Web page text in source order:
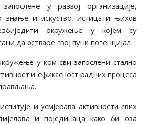
у развој организације,
знање и искуство, истицати њихов
окружење у којем су
да остваре свој пуни потенцијал.
у ком сви запослени стално
и ефикасност радних процеса
и усмјерава активности свих
и појединаца како би ова